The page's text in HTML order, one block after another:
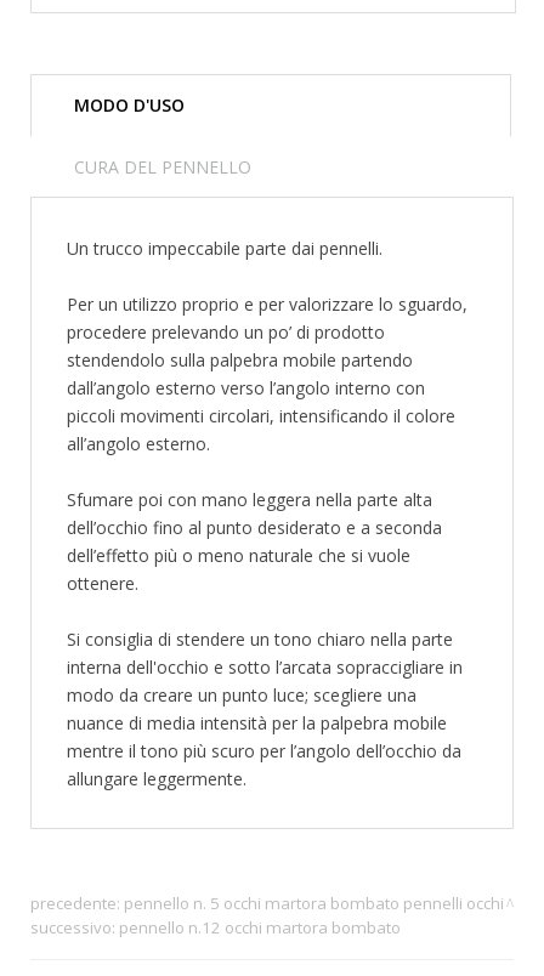
MODO D'USO
CURA DEL PENNELLO
Un trucco impeccabile parte dai pennelli.
Per un utilizzo proprio e per valorizzare lo sguardo,
procedere prelevando un po’ di prodotto
stendendolo sulla palpebra mobile partendo
dall’angolo esterno verso l’angolo interno con
piccoli movimenti circolari, intensificando il colore
all’angolo esterno.
Sfumare poi con mano leggera nella parte alta
dell’occhio fino al punto desiderato e a seconda
dell’effetto più o meno naturale che si vuole
ottenere.
Si consiglia di stendere un tono chiaro nella parte
interna dell'occhio e sotto l’arcata sopraccigliare in
modo da creare un punto luce; scegliere una
nuance di media intensità per la palpebra mobile
mentre il tono più scuro per l’angolo dell’occhio da
allungare leggermente.
precedente: pennello n. 5 occhi martora bombato
successivo: pennello n.12 occhi martora bombato
pennelli occhi